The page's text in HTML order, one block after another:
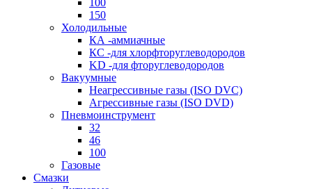
100
150
Холодильные
КА -аммиачные
КС -для хлорфторуглеводородов
KD -для фторуглеводородов
Вакуумные
Неагрессивные газы (ISO DVC)
Агрессивные газы (ISO DVD)
Пневмоинструмент
32
46
100
Газовые
Смазки